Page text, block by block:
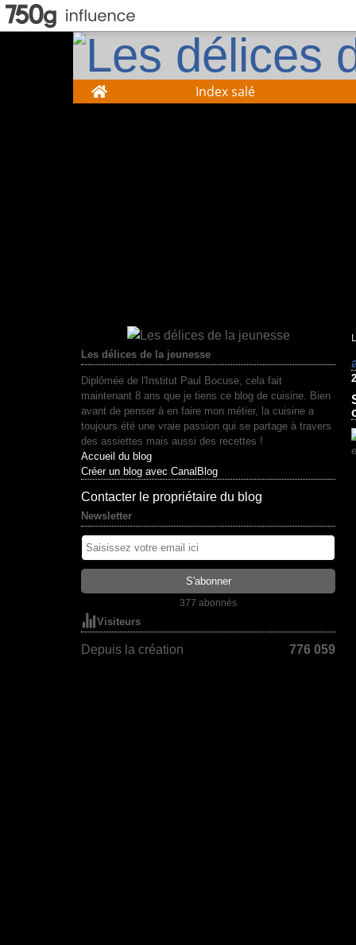
Home Index salé
Les délices de la jeunesse
Diplômée de l'Institut Paul Bocuse, cela fait
maintenant 8 ans que je tiens ce blog de cuisine. Bien
avant de penser à en faire mon métier, la cuisine a
toujours été une vraie passion qui se partage à travers
des assiettes mais aussi des recettes !
Accueil du blog
Créer un blog avec CanalBlog
Contacter le propriétaire du blog
Newsletter
377 abonnés
Visiteurs
Depuis la création 776 059